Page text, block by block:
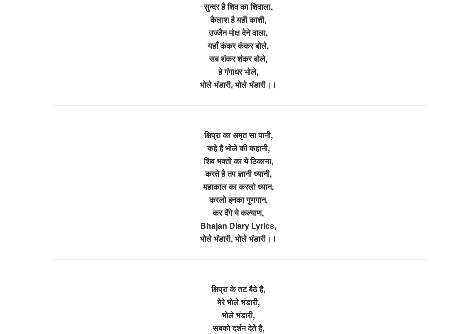
सुन्दर है शिव का शिवाला,
कैलाश है यही काशी,
उज्जैन मोक्ष देने वाला,
यहाँ कंकर कंकर बोले,
सब शंकर शंकर बोले,
हे गंगाधर भोले,
भोले भंडारी, भोले भंडारी।।
क्षिप्रा का अमृत सा पानी,
कहे है भोले की कहानी,
शिव भक्तो का ये ठिकाना,
करते है तप ज्ञानी ध्यानी,
महाकाल का करलो ध्यान,
करलो इनका गुणगान,
कर देंगे ये कल्याण,
Bhajan Diary Lyrics,
भोले भंडारी, भोले भंडारी।।
क्षिप्रा के तट बैठे है,
मेरे भोले भंडारी,
भोले भंडारी,
सबको दर्शन देते है,